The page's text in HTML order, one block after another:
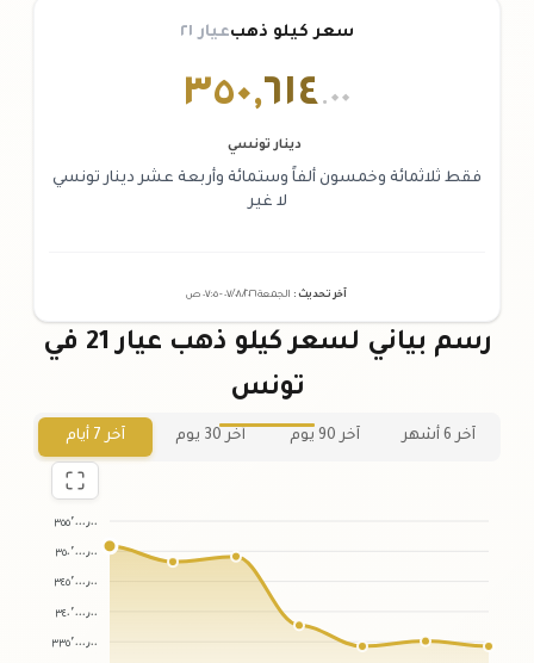
سعر كيلو ذهبعيار ٢١
٣٥٠,٦١٤.٠٠
دينار تونسي
فقط ثلاثمائة وخمسون ألفاً وستمائة وأربعة عشر دينار تونسي
لا غير
آخر تحديث : الجمعة ٠٧ /٠٨/٢٠٢٦ - ٠٧:٠٥ ص
رسم بياني لسعر كيلو ذهب عيار 21 في
تونس
آخر 6 أشهر آخر 90 يوم آخر 30 يوم آخر 7 أيام
٣٥٥٬٠٠٠٫٠٠
٣٥٠٬٠٠٠٫٠٠
٣٤٥٬٠٠٠٫٠٠
٣٤٠٬٠٠٠٫٠٠
٣٣٥٬٠٠٠٫٠٠